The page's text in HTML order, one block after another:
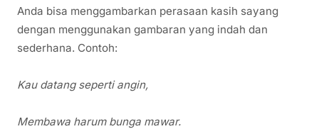
Anda bisa menggambarkan perasaan kasih sayang
dengan menggunakan gambaran yang indah dan
sederhana. Contoh:
Kau datang seperti angin,
Membawa harum bunga mawar.